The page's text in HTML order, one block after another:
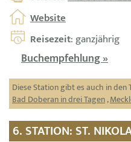
Website
Reisezeit: ganzjährig
Buchempfehlung »
Diese Station gibt es auch in den
Bad Doberan in drei Tagen,
6. STATION: ST.